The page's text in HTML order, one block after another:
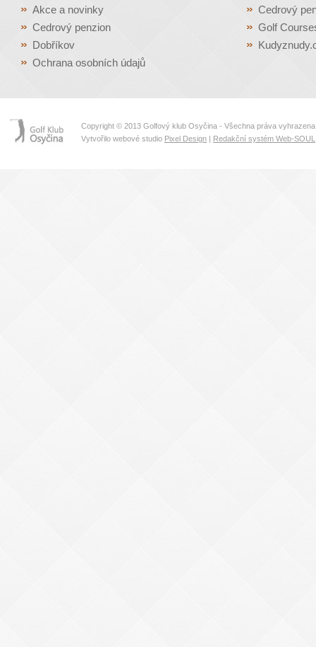
Akce a novinky
Cedrový penzion
Dobříkov
Ochrana osobních údajů
Cedrový
Golf
Copyright © 2013 Golfový klub Osyčina - Všechna práva
Vytvořilo webové studio Pixel Design | Redakční systém Web-SOUL